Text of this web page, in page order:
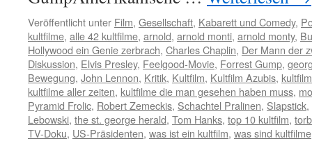
Veröffentlicht unter Film, Gesellschaft, Kabarett und Comedy,
kultfilme, alle 42 kultfilme, arnold, arnold monti, arnold monty,
Hollywood ein Genie zerbrach, Charles Chaplin, Der Mann der
Diskussion, Elvis Presley, Feelgood-Movie, Forrest Gump,
Bewegung, John Lennon, Kritik, Kultfilm, Kultfilm Azubis,
kultfilme aller zeiten, kultfilme die man gesehen haben muss,
Pyramid Frolic, Robert Zemeckis, Schachtel Pralinen, Slapstick,
Lebowski, the st. george herald, Tom Hanks, top 10 kultfilm,
TV-Doku, US-Präsidenten, was ist ein kultfilm, was sind kultfilme